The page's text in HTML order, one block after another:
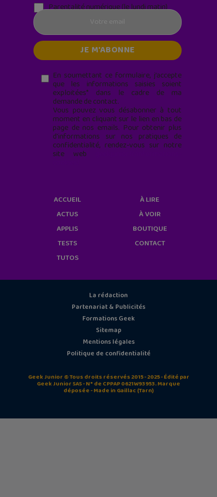
Parentalité numérique (le lundi matin)
En soumettant ce formulaire, j’accepte
que les informations saisies soient
exploitées* dans le cadre de ma
demande de contact.
Vous pouvez vous désabonner à tout
moment en cliquant sur le lien en bas de
page de nos emails. Pour obtenir plus
d'informations sur nos pratiques de
confidentialité, rendez-vous sur notre
site web
ACCUEIL
ACTUS
APPLIS
TESTS
TUTOS
À LIRE
À VOIR
BOUTIQUE
CONTACT
La rédaction
Partenariat & Publicités
Formations Geek
Sitemap
Mentions légales
Politique de confidentialité
Geek Junior © Tous droits réservés 2015 - 2025 - Édité par
Geek Junior SAS - N° de CPPAP 0621W93953. Marque
déposée - Made in Gaillac (Tarn)